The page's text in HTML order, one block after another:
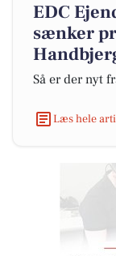
EDC
sænker
Så er der nyt
Læs hele